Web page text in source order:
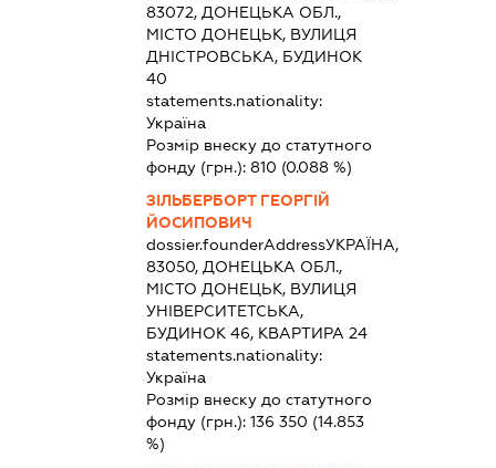
83072, ДОНЕЦЬКА ОБЛ.,
МІСТО ДОНЕЦЬК, ВУЛИЦЯ
ДНІСТРОВСЬКА, БУДИНОК
40
statements.nationality:
Україна
Розмір внеску до статутного
фонду (грн.): 810 (0.088 %)
ЗІЛЬБЕРБОРТ ГЕОРГІЙ
ЙОСИПОВИЧ
dossier.founderAddressУКРАЇНА,
83050, ДОНЕЦЬКА ОБЛ.,
МІСТО ДОНЕЦЬК, ВУЛИЦЯ
УНІВЕРСИТЕТСЬКА,
БУДИНОК 46, КВАРТИРА 24
statements.nationality:
Україна
Розмір внеску до статутного
фонду (грн.): 136 350 (14.853
%)